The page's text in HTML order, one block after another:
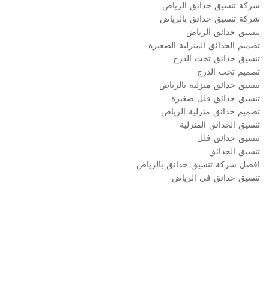
شركة تنسيق حدائق الرياض
شركة تنسيق حدائق بالرياض
تنسيق حدائق الرياض
تصميم الحدائق المنزلية الصغيرة
تنسيق حدائق تحت الدرج
تصميم تحت الدرج
تنسيق حدائق منزلية بالرياض
تنسيق حدائق فلل صغيرة
تصميم حدائق منزلية الرياض
تنسيق الحدائق المنزلية
تنسيق حدائق فلل
تنسيق الحدائق
افضل شركة تنسيق حدائق بالرياض
تنسيق حدائق في الرياض